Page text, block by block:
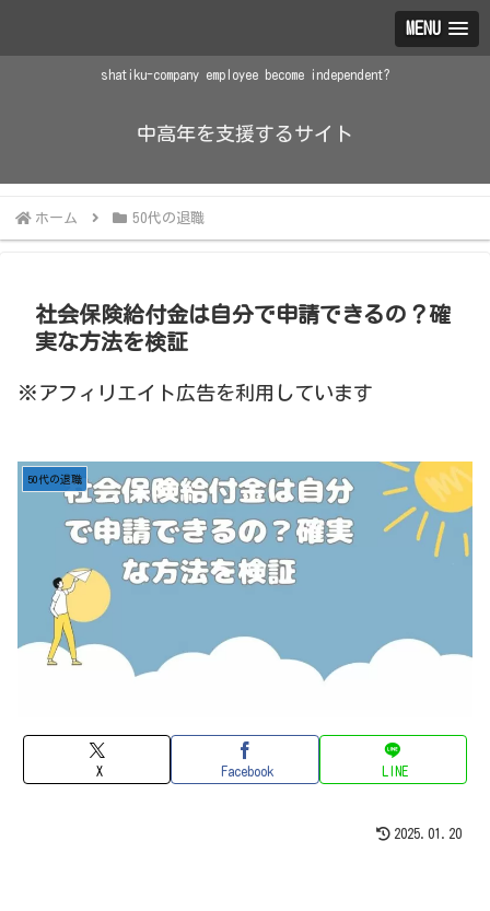
MENU
shatiku-company employee become independent?
中高年を支援するサイト
ホーム 50代の退職
社会保険給付金は自分で申請できるの？確
実な方法を検証
※アフィリエイト広告を利用しています
50代の退職
X Facebook LINE
2025.01.20